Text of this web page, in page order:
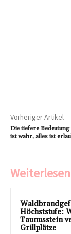
Vorheriger Artikel
Die tiefere Bedeutung
ist wahr, alles ist
Weiterlesen
Höchststufe:
Taunusstein
Grillplätze